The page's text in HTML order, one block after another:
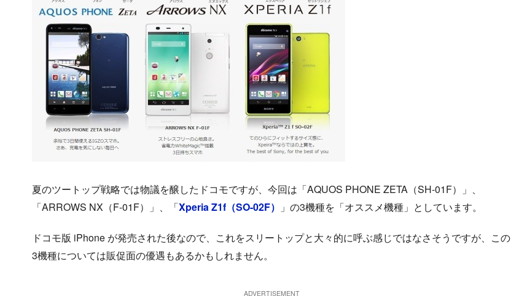
夏のツートップ戦略では物議を醸したドコモですが、今回は「AQUOS PHONE ZETA（SH-01F）」、
「ARROWS NX（F-01F）」、「Xperia Z1f（SO-02F） 」の3機種を「オススメ機種」としています。
ドコモ版 iPhone が発売された後なので、これをスリートップと大々的に呼ぶ感じではなさそうですが、この
3機種については販促面の優遇もあるかもしれません。